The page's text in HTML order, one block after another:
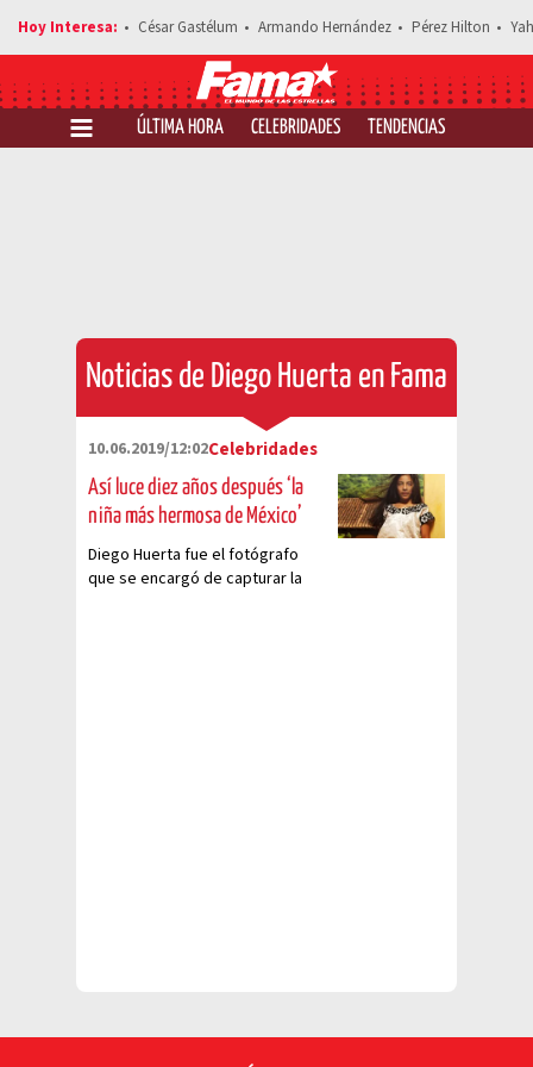
César Gastélum Armando Hernández Pérez Hilton
ÚLTIMA HORA CELEBRIDADES TENDENCIAS
Noticias de Diego Huerta en Fama
10.06.2019/12:02Celebridades
Así luce diez años después ‘la
niña más hermosa de México’
Diego Huerta fue el fotógrafo
que se encargó de capturar la